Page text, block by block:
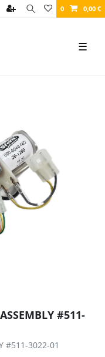
0 0,00 €
☰
#511-
#511-3022-01